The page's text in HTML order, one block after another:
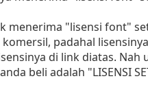
menerima "lisensi font"
padahal
di link diatas. Nah
beli adalah "LISENSI